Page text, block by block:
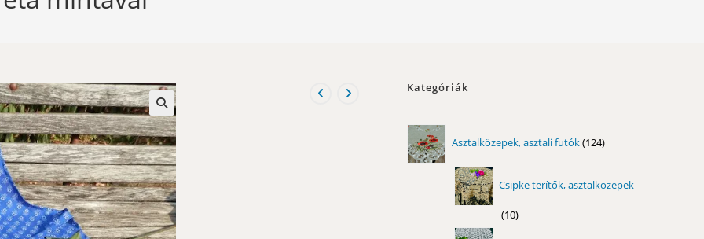
🔍
Kategóriák
Asztalközepek, asztali futók 124
termék
Csipke terítők, asztalközepek
1010